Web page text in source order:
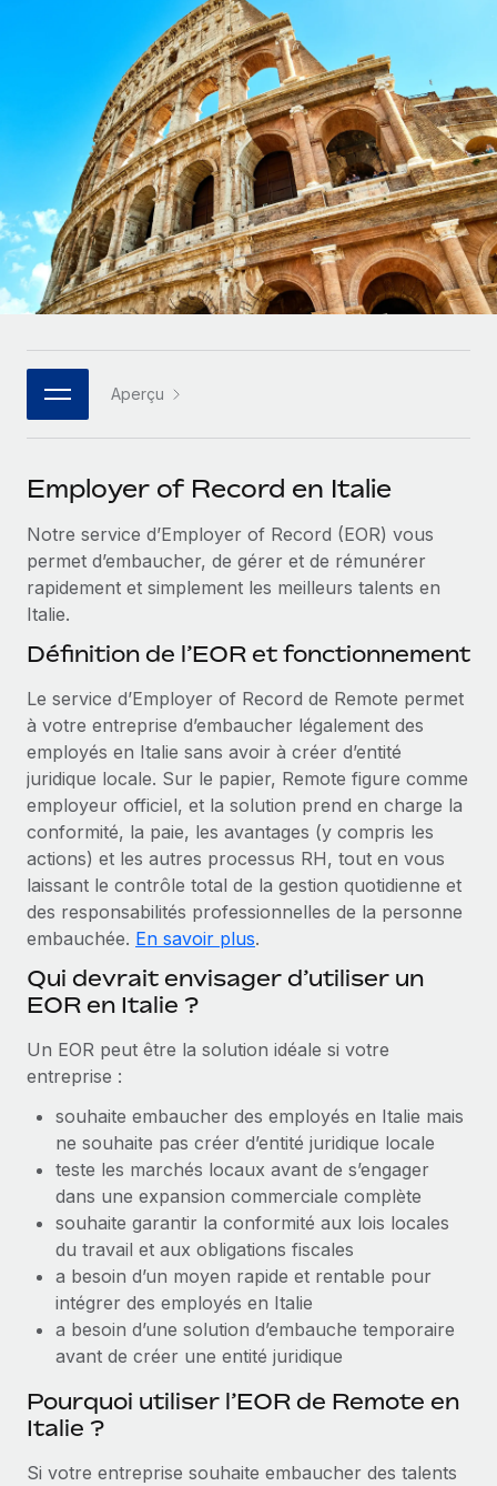
Gestion des freelances
Intégrez et gérez vos freelances partout dans le monde
Sous-traitez les opérations complexes liées à l’emploi
INFRASTRUCTURE
Intégration Remote
Intégrez vos RH aux flux de travail en toute simplicité
Plateforme
Des fonctions RH clés intégrées pour votre équipe
Connectez n'importe quel outil d’IA à Remote grâce à
notre MCP
Rationalisez vos processus avec des outils essentiels
SERVICES
Demandez aux experts
Recevez des conseils d’experts sur les RH à
l’international et la conformité
Contrôles d’antécédents
Simplifiez vos processus de présélection des
candidats
Remote Watchtower
Gardez un temps d’avance sur les risques en
matière de conformité
Gestion des appareils
Achetez et suivez vos équipements informatiques
Création d’entité
conformité
Mobilité et déménagement international
Organisez facilement le déménagement de vos
employés
Avantages sociaux
Gérez facilement les avantages sociaux
Comparer Remote
Examinez notre service par rapport aux autres
CROISSANCE
Start-ups
Des solutions agiles et internationales pour les RH et la
paie des entreprises en pleine croissance
Entreprises intermédiaires
Développez vos équipes avec des solutions RH sur
mesure
Entreprise
Les RH à l’international pour les grandes entreprises
Partenaires stratégiques de la tech
Devenir partenaire
Explorez avec nous vos opportunités de partenariat
Conseil en intégrations et automatisations assistées par
ÉTUDES DE CAS
Calculateur de paiement des freelances
Découvrez les devises disponibles et les vitesses de
paiement pour vos freelances internationaux
APPRENDRE AVEC REMOTE
Recherche et guides
Études de cas
Checklists et modèles
Descriptions de postes
Événements
Salle de presse
Données sur les salaires et les talents
Centre de ressources
Voir toutes les ressources
BLOG
Paie multipays
EOR et PEO
Gestion des freelances
Taxes
Mises à jour des produits de Remote :
Intégrations Gusto et Xero et Gestion des
freelances Plus
Remote a toujours pour mission d'aider les entreprises de
toute taille à embaucher, gérer et payer...
En savoir plus
répartis dans 19 pays grâce à Remote
Phiture, un leader notable du conseil en matière de
Español
Italiano
Português (Portugal)
日本語
한국어
Connexion
Aperçu
Employer of Record en Italie
Notre service d’Employer of Record (EOR) vous
permet d’embaucher, de gérer et de rémunérer
rapidement et simplement les meilleurs talents en
Italie.
Définition de l’EOR et fonctionnement
Le service d’Employer of Record de Remote permet
à votre entreprise d’embaucher légalement des
employés en Italie sans avoir à créer d’entité
juridique locale. Sur le papier, Remote figure comme
employeur officiel, et la solution prend en charge la
conformité, la paie, les avantages (y compris les
actions) et les autres processus RH, tout en vous
laissant le contrôle total de la gestion quotidienne et
des responsabilités professionnelles de la personne
embauchée. En savoir plus.
Qui devrait envisager d’utiliser un
EOR en Italie ?
Un EOR peut être la solution idéale si votre
entreprise :
souhaite embaucher des employés en Italie mais
ne souhaite pas créer d’entité juridique locale
teste les marchés locaux avant de s’engager
dans une expansion commerciale complète
souhaite garantir la conformité aux lois locales
du travail et aux obligations fiscales
a besoin d’un moyen rapide et rentable pour
intégrer des employés en Italie
a besoin d’une solution d’embauche temporaire
avant de créer une entité juridique
Pourquoi utiliser l’EOR de Remote en
Italie ?
Si votre entreprise souhaite embaucher des talents